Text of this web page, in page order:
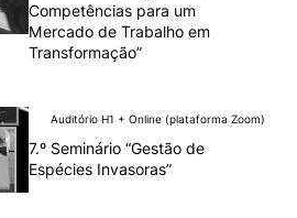
Competências para um
Mercado de Trabalho em
Transformação”
Auditório H1 + Online (plataforma Zoom)
7.º Seminário “Gestão de
Espécies Invasoras”